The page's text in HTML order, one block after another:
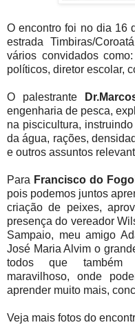
O encontro foi no dia 16
estrada Timbiras/
vários convidados
políticos, diretor escolar,
O palestrante
engenharia de pesca,
na piscicultura,
da água, rações,
e outros assuntos
Para Francisco do
pois podemos juntos
criação de peixes,
presença do vereador
Sampaio, meu amigo
José Maria Alvim o
todos que também
maravilhoso, onde
aprender muito mais,
Veja mais fotos do